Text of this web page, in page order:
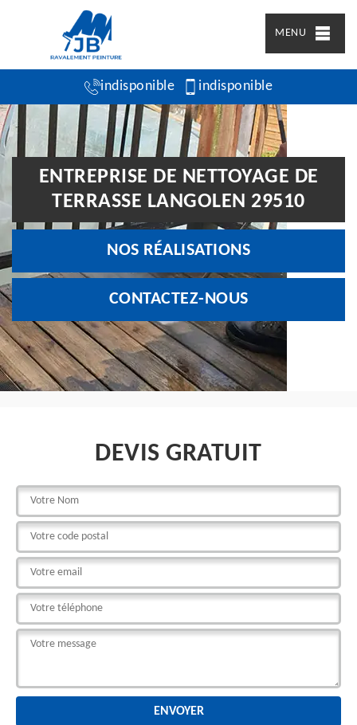
MENU
indisponible indisponible
ENTREPRISE DE NETTOYAGE DE
TERRASSE LANGOLEN 29510
NOS RÉALISATIONS
CONTACTEZ-NOUS
DEVIS GRATUIT